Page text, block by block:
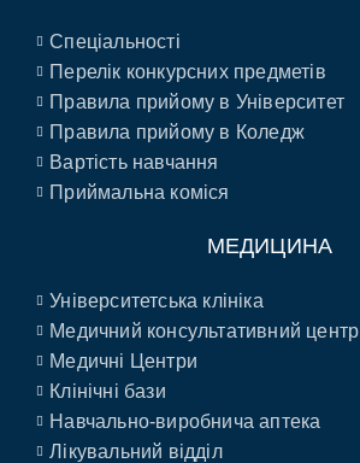
Спеціальності
Перелік конкурсних предметів
Правила прийому в Університет
Правила прийому в Коледж
Вартість навчання
Приймальна коміся
МЕДИЦИНА
Університетська клініка
Медичний консультативний центр
Медичні Центри
Клінічні бази
Навчально-виробнича аптека
Лікувальний відділ